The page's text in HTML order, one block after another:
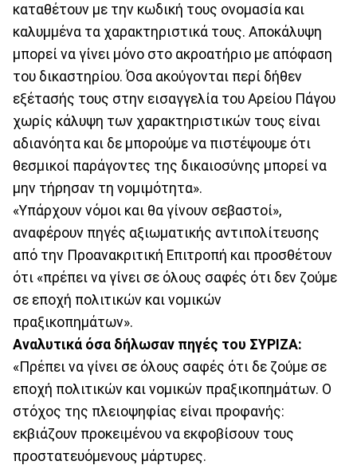
καταθέτουν με την κωδική τους ονομασία και
καλυμμένα τα χαρακτηριστικά τους. Αποκάλυψη
μπορεί να γίνει μόνο στο ακροατήριο με απόφαση
του δικαστηρίου. Όσα ακούγονται περί δήθεν
εξέτασής τους στην εισαγγελία του Αρείου Πάγου
χωρίς κάλυψη των χαρακτηριστικών τους είναι
αδιανόητα και δε μπορούμε να πιστέψουμε ότι
θεσμικοί παράγοντες της δικαιοσύνης μπορεί να
μην τήρησαν τη νομιμότητα».
«Υπάρχουν νόμοι και θα γίνουν σεβαστοί»,
αναφέρουν πηγές αξιωματικής αντιπολίτευσης
από την Προανακριτική Επιτροπή και προσθέτουν
ότι «πρέπει να γίνει σε όλους σαφές ότι δεν ζούμε
σε εποχή πολιτικών και νομικών
πραξικοπημάτων».
Αναλυτικά όσα δήλωσαν πηγές του ΣΥΡΙΖΑ:
«Πρέπει να γίνει σε όλους σαφές ότι δε ζούμε σε
εποχή πολιτικών και νομικών πραξικοπημάτων. Ο
στόχος της πλειοψηφίας είναι προφανής:
εκβιάζουν προκειμένου να εκφοβίσουν τους
προστατευόμενους μάρτυρες.